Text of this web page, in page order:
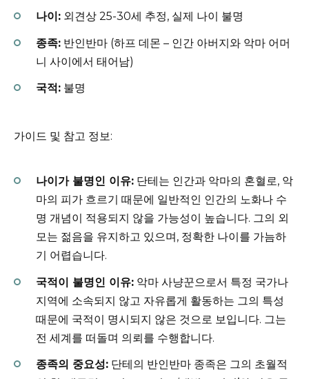
나이: 외견상 25-30세 추정, 실제 나이 불명
종족: 반인반마 (하프 데몬 – 인간 아버지와 악마 어머
니 사이에서 태어남)
국적: 불명
가이드 및 참고 정보:
나이가 불명인 이유: 단테는 인간과 악마의 혼혈로, 악
마의 피가 흐르기 때문에 일반적인 인간의 노화나 수
명 개념이 적용되지 않을 가능성이 높습니다. 그의 외
모는 젊음을 유지하고 있으며, 정확한 나이를 가늠하
기 어렵습니다.
국적이 불명인 이유: 악마 사냥꾼으로서 특정 국가나
지역에 소속되지 않고 자유롭게 활동하는 그의 특성
때문에 국적이 명시되지 않은 것으로 보입니다. 그는
전 세계를 떠돌며 의뢰를 수행합니다.
종족의 중요성: 단테의 반인반마 종족은 그의 초월적